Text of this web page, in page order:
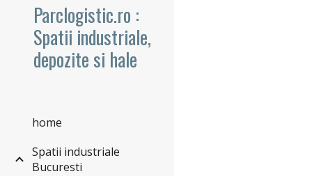
Parclogistic.ro :
Spatii industriale,
depozite si hale
home
Spatii industriale
Bucuresti